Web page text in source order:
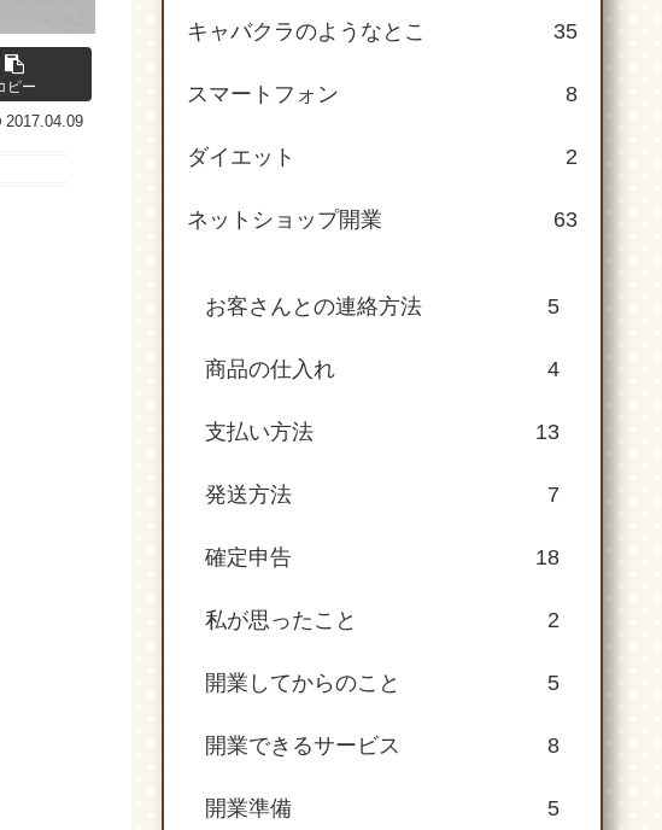
ピー
2017.04.09
キャバクラのようなとこ 35
スマートフォン 8
ダイエット 2
ネットショップ開業 63
お客さんとの連絡方法 5
商品の仕入れ 4
支払い方法 13
発送方法 7
確定申告 18
私が思ったこと 2
開業してからのこと 5
開業できるサービス 8
開業準備 5